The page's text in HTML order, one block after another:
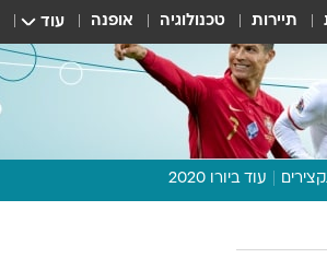
תיירות טכנולוגיה אופנה עוד
עוד ביורו 2020
תכנית היורו